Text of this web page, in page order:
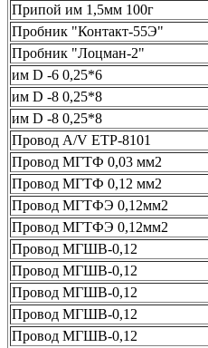
Припой им 1,5мм 100г
Пробник "Контакт-55Э"
Пробник "Лоцман-2"
им D -6 0,25*6
им D -8 0,25*8
им D -8 0,25*8
Провод А/V ЕТР-8101
Провод МГТФ 0,03 мм2
Провод МГТФ 0,12 мм2
Провод МГТФЭ 0,12мм2
Провод МГТФЭ 0,12мм2
Провод МГШВ-0,12
Провод МГШВ-0,12
Провод МГШВ-0,12
Провод МГШВ-0,12
Провод МГШВ-0,12